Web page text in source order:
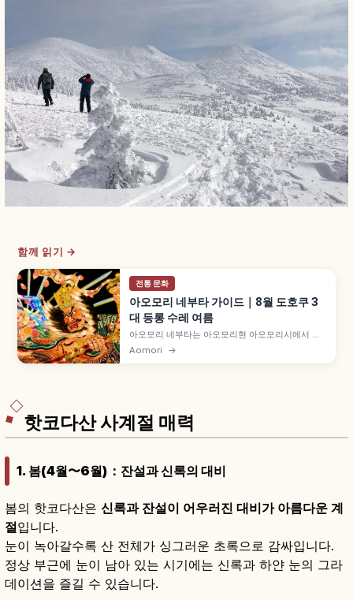
함께 읽기 →
전통 문화
아오모리 네부타 가이드｜8월 도호쿠 3
대 등롱 수레 여름
아오모리 네부타는 아오모리현 아오모리시에서 매
년 8월 2~7일 열리는 도호쿠 3대 축제로, 국가 중요
Aomori →
핫코다산 사계절 매력
1. 봄(4월〜6월)：잔설과 신록의 대비
봄의 핫코다산은 신록과 잔설이 어우러진 대비가 아름다운 계
절입니다.
눈이 녹아갈수록 산 전체가 싱그러운 초록으로 감싸입니다.
정상 부근에 눈이 남아 있는 시기에는 신록과 하얀 눈의 그라
데이션을 즐길 수 있습니다.